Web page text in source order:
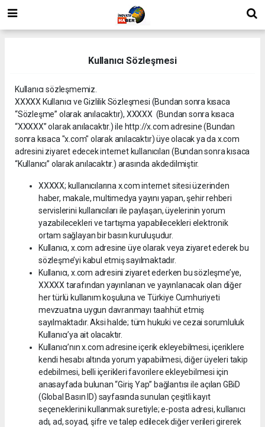
Kullanıcı Sözleşmesi
Kullanıcı sözleşmemiz.
XXXXX Kullanıcı ve Gizlilik Sözleşmesi (Bundan sonra kısaca
“Sözleşme” olarak anılacaktır), XXXXX (Bundan sonra kısaca
“XXXXX” olarak anılacaktır.) ile http://x.com adresine (Bundan
sonra kısaca "x.com" olarak anılacaktır) üye olacak ya da x.com
adresini ziyaret edecek internet kullanıcıları (Bundan sonra kısaca
“Kullanıcı” olarak anılacaktır.) arasında akdedilmiştir.
XXXXX; kullanıcılarına x.com internet sitesi üzerinden
haber, makale, multimedya yayını yapan, şehir rehberi
servislerini kullanıcıları ile paylaşan, üyelerinin yorum
yazabilecekleri ve tartışma yapabilecekleri elektronik
ortam sağlayan bir basın kuruluşudur.
Kullanıcı, x.com adresine üye olarak veya ziyaret ederek bu
sözleşme’yi kabul etmiş sayılmaktadır.
Kullanıcı, x.com adresini ziyaret ederken bu sözleşme’ye,
XXXXX tarafından yayınlanan ve yayınlanacak olan diğer
her türlü kullanım koşuluna ve Türkiye Cumhuriyeti
mevzuatına uygun davranmayı taahhüt etmiş
sayılmaktadır. Aksi halde; tüm hukuki ve cezai sorumluluk
Kullanıcı’ya ait olacaktır.
Kullanıcı’nın x.com adresine içerik ekleyebilmesi, içeriklere
kendi hesabı altında yorum yapabilmesi, diğer üyeleri takip
edebilmesi, belli içerikleri favorilere ekleyebilmesi için
anasayfada bulunan “Giriş Yap” bağlantısı ile açılan GBiD
(Global Basın ID) sayfasında sunulan çeşitli kayıt
seçeneklerini kullanmak suretiyle; e-posta adresi, kullanıcı
adı, ad, soyad, şifre ve talep edilecek diğer verileri girerek